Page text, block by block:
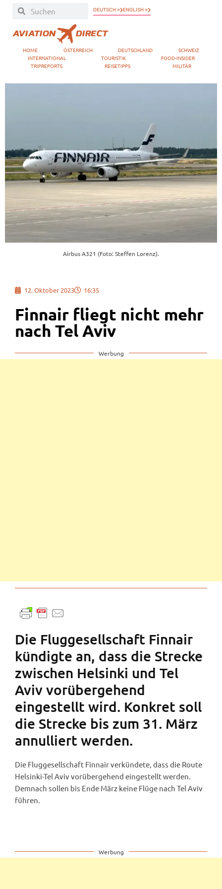
DEUTSCH » ENGLISH »
HOME ÖSTERREICH DEUTSCHLAND
SCHWEIZ
INTERNATIONAL
TOURISTIK
FOOD-INSIDER
TRIPREPORTS
REISETIPPS MILITÄR
Airbus A321 (Foto: Steffen Lorenz).
12. Oktober 2023 16:35
Finnair fliegt nicht mehr
nach Tel Aviv
Werbung
Die Fluggesellschaft Finnair
kündigte an, dass die Strecke
zwischen Helsinki und Tel
Aviv vorübergehend
eingestellt wird. Konkret soll
die Strecke bis zum 31. März
annulliert werden.
Die Fluggesellschaft Finnair verkündete, dass die Route
Helsinki-Tel Aviv vorübergehend eingestellt werden.
Demnach sollen bis Ende März keine Flüge nach Tel Aviv
führen.
Werbung